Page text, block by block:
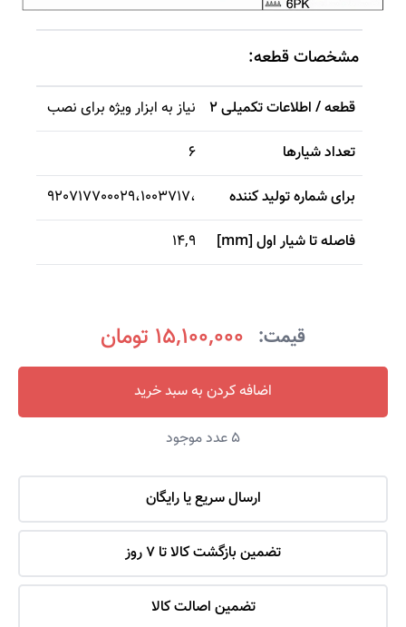
مشخصات قطعه:
قطعه / اطلاعات تکمیلی 2
نیاز به ابزار ویژه برای نصب
تعداد شیارها
6
برای شماره تولید کننده
1003717، 700029،
920717
فاصله تا شیار اول [mm]
14,9
قیمت: 15,100,000 تومان
اضافه کردن به سبد خرید
5 عدد موجود
ارسال سریع یا رایگان
تضمین بازگشت کالا تا 7 روز
تضمین اصالت کالا